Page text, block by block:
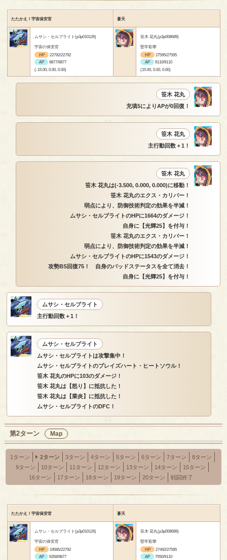
たたかえ！宇宙保安官 蒼天
ムサシ・セルブライト(p3p010126)
宇宙の保安官
HP
22792/22792
AP
9877/9877
(-15.00, 0.00, 0.00)
笹木 花丸(p3p008689)
堅牢彩華
HP
27595/27595
AP
9110/9110
(15.00, 0.00, 0.00)
笹木 花丸
充填5によりAPが0回復！
笹木 花丸
主行動回数＋1！
笹木 花丸
笹木 花丸は(-3.500, 0.000, 0.000)に移動！
笹木 花丸のエクス・カリバー！
弱点により、防御技術判定の効果を半減！
ムサシ・セルブライトのHPに1664のダメージ！
自身に【光輝25】を付与！
笹木 花丸のエクス・カリバー！
弱点により、防御技術判定の効果を半減！
ムサシ・セルブライトのHPに1543のダメージ！
攻勢BS回復75！ 自身のバッドステータスを全て消去！
自身に【光輝25】を付与！
ムサシ・セルブライト
主行動回数＋1！
ムサシ・セルブライト
ムサシ・セルブライトは攻撃集中！
ムサシ・セルブライトのブレイズハート・ヒートソウル！
笹木 花丸のHPに103のダメージ！
笹木 花丸は【怒り】に抵抗した！
笹木 花丸は【業炎】に抵抗した！
ムサシ・セルブライトのDFC！
第2ターン Map
1ターン 2ターン 3ターン 4ターン 5ターン 6ターン 7ターン
8ターン
9ターン
10ターン 11ターン 12ターン 13ターン 14ターン
15ターン
16ターン
17ターン 18ターン 19ターン 20ターン 戦闘終了
たたかえ！宇宙保安官 蒼天
ムサシ・セルブライト(p3p010126)
宇宙の保安官
HP
19585/22792
AP
9358/9877
笹木 花丸(p3p008689)
堅牢彩華
HP
27492/27595
AP
7550/9110